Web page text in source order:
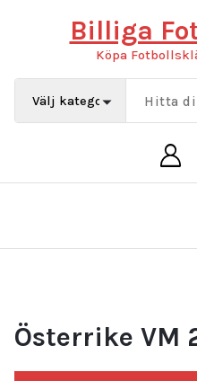
Billiga
Köpa
Österrike VM